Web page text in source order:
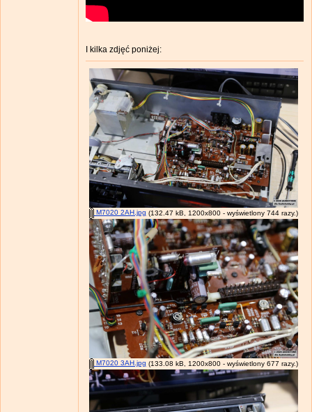
I kilka zdjęć poniżej:
M7020 2AH.jpg (132.47 kB, 1200x800 - wyświetlony 744 razy.)
M7020 3AH.jpg (133.08 kB, 1200x800 - wyświetlony 677 razy.)